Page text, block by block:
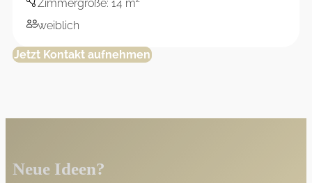
Zimmergröße: 14 m²
weiblich
Jetzt Kontakt aufnehmen
Neue Ideen?